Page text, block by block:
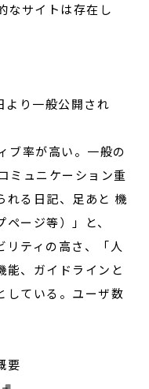
なサイトは存在し
より一般公開され
ブ率が高い。一般の
ミュニケーション重
れる日記、足あと 機
ージ等）」と、
リティの高さ、「人
能、ガイドラインと
している。ユーザ数
要